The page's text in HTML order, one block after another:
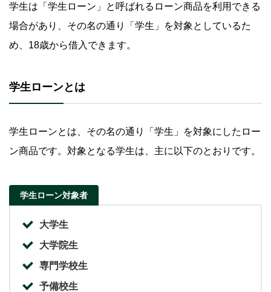
学生は「学生ローン」と呼ばれるローン商品を利用できる
場合があり、その名の通り「学生」を対象としているた
め、18歳から借入できます。
学生ローンとは
学生ローンとは、その名の通り「学生」を対象にしたロー
ン商品です。対象となる学生は、主に以下のとおりです。
学生ローン対象者
大学生
大学院生
専門学校生
予備校生